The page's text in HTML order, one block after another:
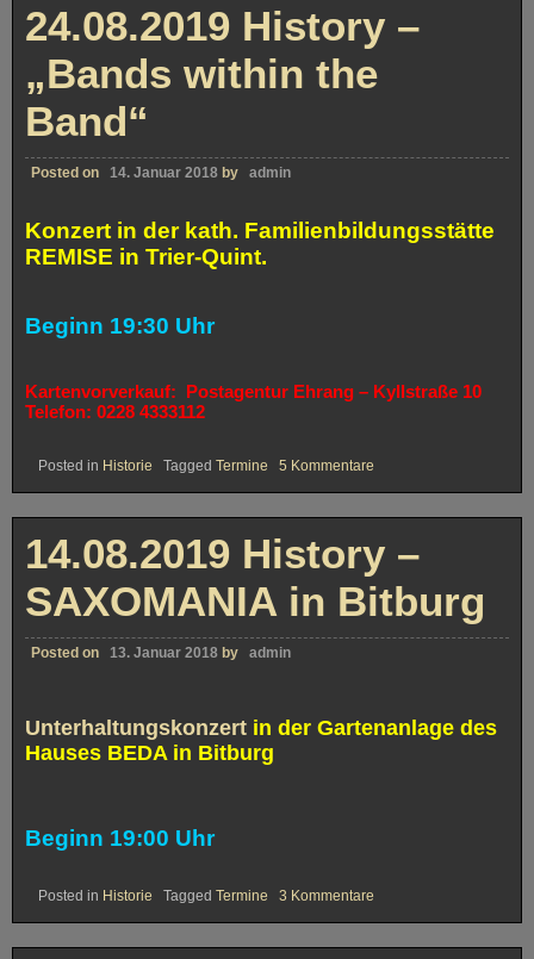
Schweich
24.08.2019 History –
„Bands within the
Band“
Posted on 14. Januar 2018 by admin
Konzert in der kath. Familienbildungsstätte
REMISE in Trier-Quint.
Beginn 19:30 Uhr
Kartenvorverkauf:
Postagentur Ehrang – Kyllstraße 10
Telefon: 0228 4333112
Posted in Historie Tagged Termine 5 Kommentare
History
–
within
the
14.08.2019 History –
SAXOMANIA in Bitburg
Posted on 13. Januar 2018 by admin
Unterhaltungskonzert in der Gartenanlage des
Hauses BEDA in Bitburg
Beginn 19:00 Uhr
Posted in Historie Tagged Termine 3 Kommentare
History
–